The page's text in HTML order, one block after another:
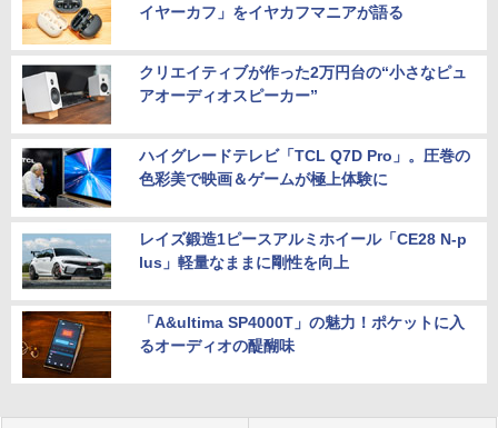
イヤーカフ」をイヤカフマニアが語る
クリエイティブが作った2万円台の“小さなピュ
アオーディオスピーカー”
ハイグレードテレビ「TCL Q7D Pro」。圧巻の
色彩美で映画＆ゲームが極上体験に
レイズ鍛造1ピースアルミホイール「CE28 N-p
lus」軽量なままに剛性を向上
「A&ultima SP4000T」の魅力！ポケットに入
るオーディオの醍醐味